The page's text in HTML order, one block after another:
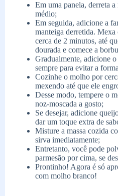
Em uma panela, derreta
médio;
Em seguida, adicione a
manteiga derretida. Mexa
cerca de 2 minutos, até
dourada e comece a
Gradualmente, adicione
sempre para evitar a
Cozinhe o molho por
mexendo até que ele
Desse modo, tempere o
noz-moscada a gosto;
Se desejar, adicione
dar um toque extra de
Misture a massa cozida
sirva imediatamente;
Entretanto, você pode
parmesão por cima, se
Prontinho! Agora é só
com molho branco!